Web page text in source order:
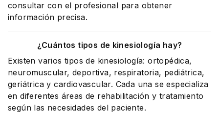
consultar con el profesional para obtener
información precisa.
¿Cuántos tipos de kinesiología hay?
Existen varios tipos de kinesiología: ortopédica,
neuromuscular, deportiva, respiratoria, pediátrica,
geriátrica y cardiovascular. Cada una se especializa
en diferentes áreas de rehabilitación y tratamiento
según las necesidades del paciente.